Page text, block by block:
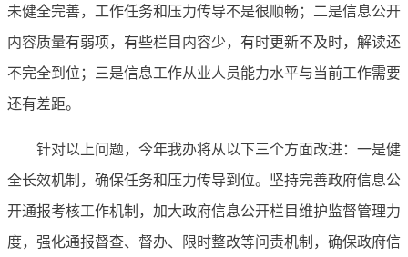
未健全完善，工作任务和压力传导不是很顺畅；二是信息公开
内容质量有弱项，有些栏目内容少，有时更新不及时，解读还
不完全到位；三是信息工作从业人员能力水平与当前工作需要
还有差距。
针对以上问题，今年我办将从以下三个方面改进：一是健
全长效机制，确保任务和压力传导到位。坚持完善政府信息公
开通报考核工作机制，加大政府信息公开栏目维护监督管理力
度，强化通报督查、督办、限时整改等问责机制，确保政府信